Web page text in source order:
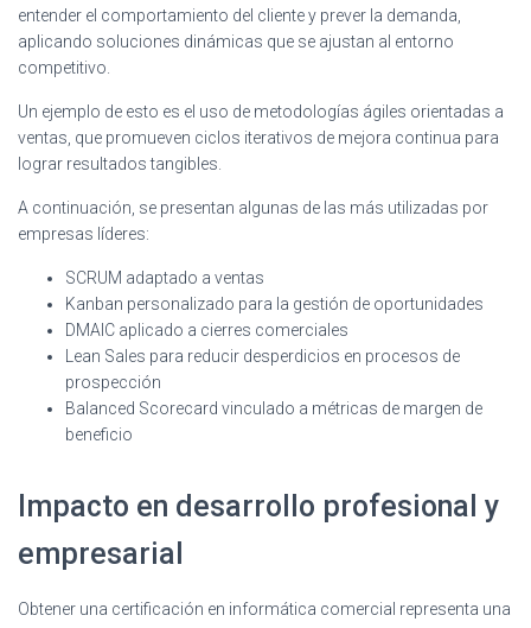
entender el comportamiento del cliente y prever la demanda,
aplicando soluciones dinámicas que se ajustan al entorno
competitivo.
Un ejemplo de esto es el uso de metodologías ágiles orientadas a
ventas, que promueven ciclos iterativos de mejora continua para
lograr resultados tangibles.
A continuación, se presentan algunas de las más utilizadas por
empresas líderes:
SCRUM adaptado a ventas
Kanban personalizado para la gestión de oportunidades
DMAIC aplicado a cierres comerciales
Lean Sales para reducir desperdicios en procesos de
prospección
Balanced Scorecard vinculado a métricas de margen de
beneficio
Impacto en desarrollo profesional y
empresarial
Obtener una certificación en informática comercial representa una